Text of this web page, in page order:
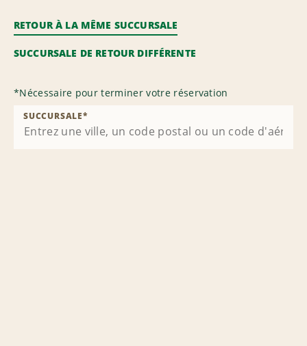
RETOUR À LA MÊME SUCCURSALE
SUCCURSALE DE RETOUR DIFFÉRENTE
*Nécessaire pour terminer votre réservation
SUCCURSALE*